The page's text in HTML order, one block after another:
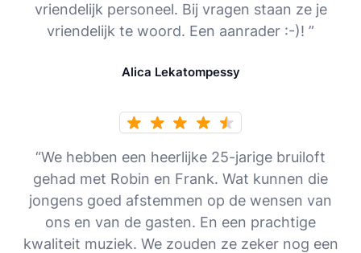
vriendelijk personeel. Bij vragen staan ze je
vriendelijk te woord. Een aanrader :-)! ”
Alica Lekatompessy
“We hebben een heerlijke 25-jarige bruiloft
gehad met Robin en Frank. Wat kunnen die
jongens goed afstemmen op de wensen van
ons en van de gasten. En een prachtige
kwaliteit muziek. We zouden ze zeker nog een